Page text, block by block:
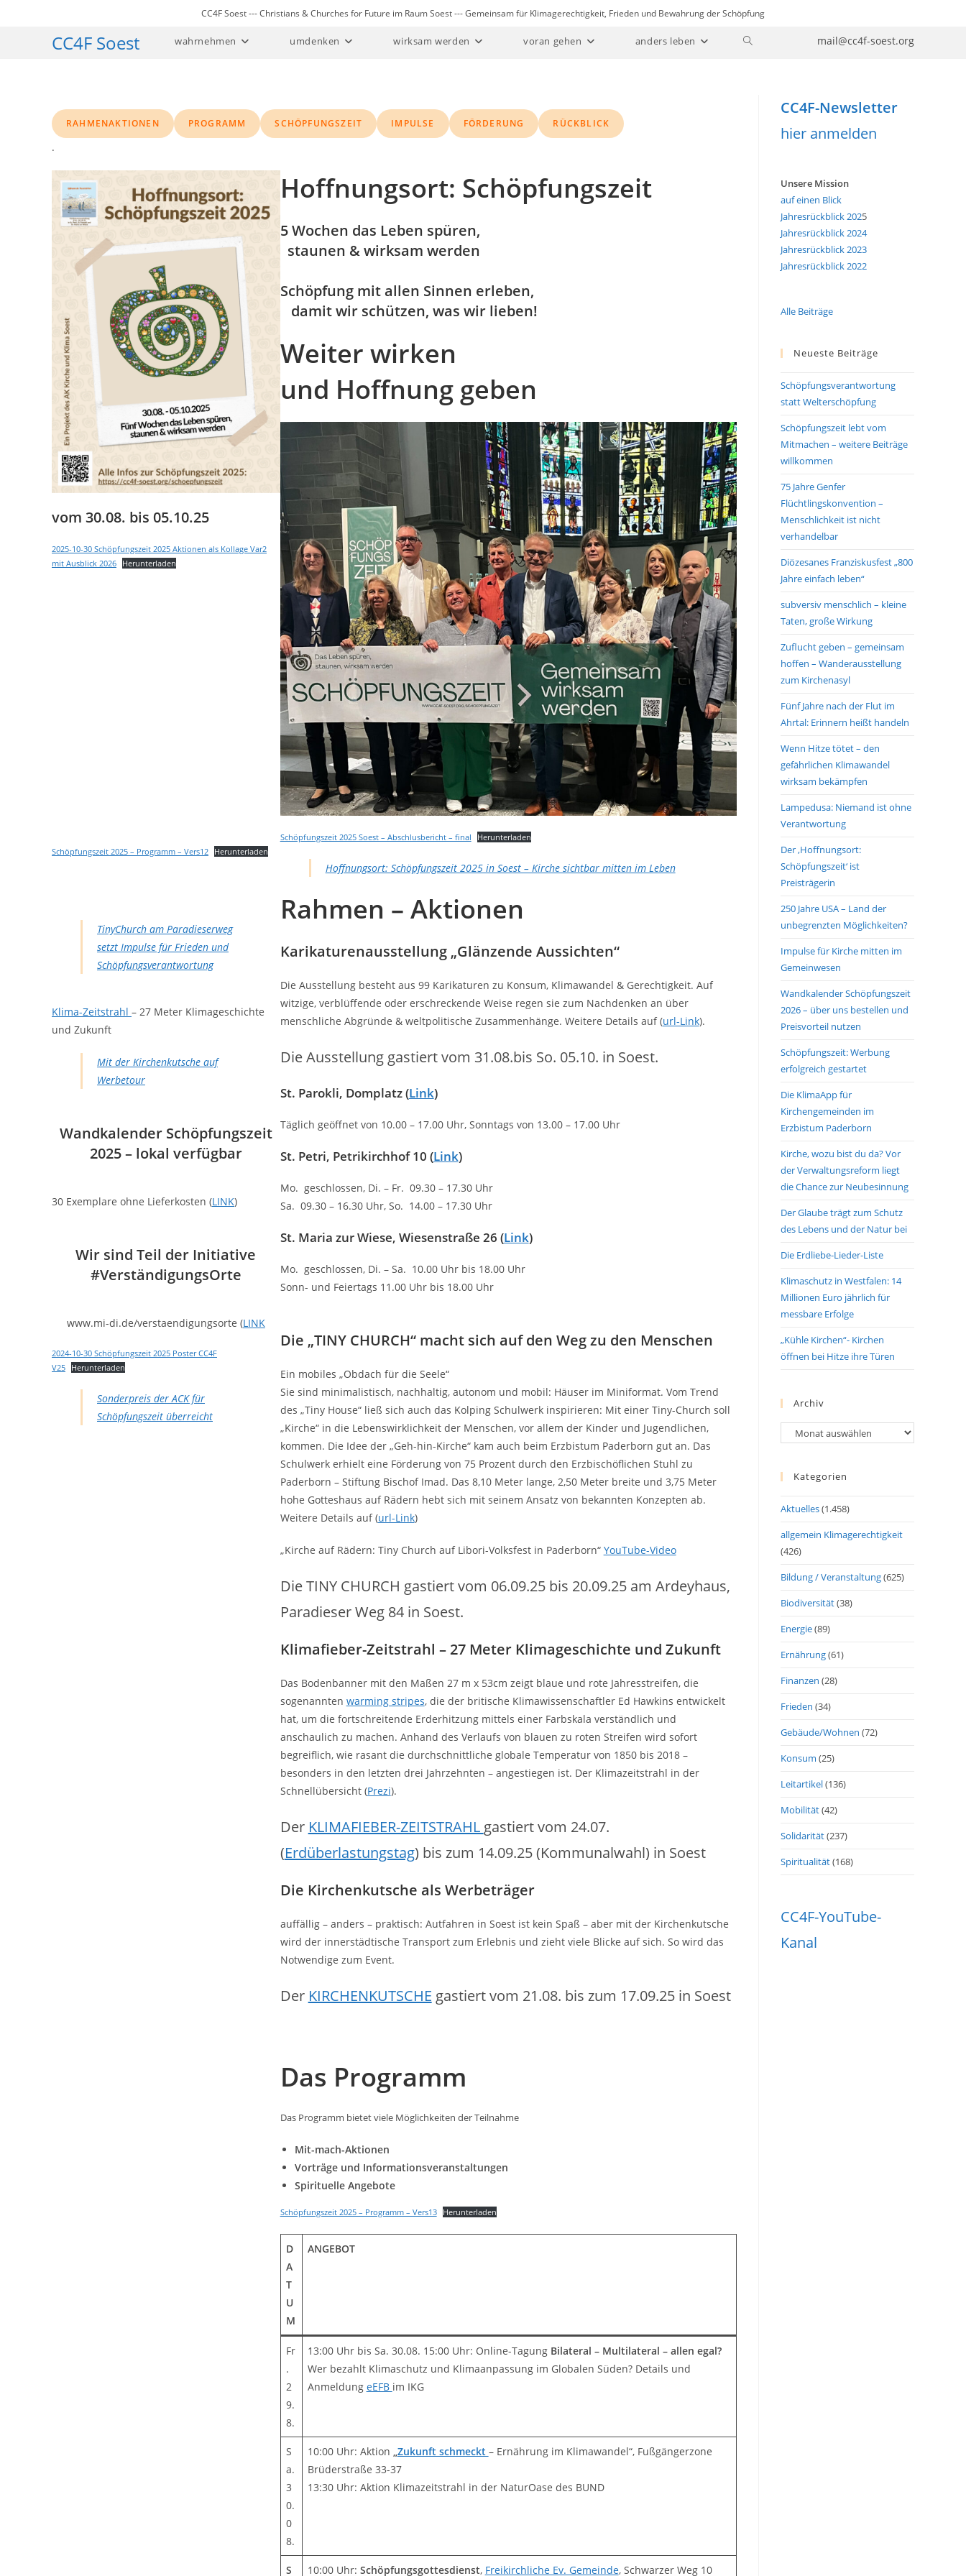
CC4F Soest --- Christians & Churches for Future im Raum Soest --- Gemeinsam für Klimagerechtigkeit, Frieden und Bewahrung der Schöpfung
CC4F Soest mail@cc4f-soest.org
wahrnehmen umdenken wirksam werden voran gehen anders leben
Website-
RAHMENAKTIONEN PROGRAMM SCHÖPFUNGSZEIT IMPULSE FÖRDERUNG RÜCKBLICK
.
vom 30.08. bis 05.10.25
2025-10-30 Schöpfungszeit 2025 Aktionen als Kollage Var2
mit Ausblick 2026 Herunterladen
Hoffnungsort: Schöpfungszeit
5 Wochen das Leben spüren,
staunen & wirksam werden
Schöpfung mit allen Sinnen erleben,
damit wir schützen, was wir lieben!
Weiter wirken
und Hoffnung geben
Schöpfungszeit 2025 Soest – Abschlusbericht – final
Herunterladen
Schöpfungszeit 2025 – Programm – Vers12 Herunterladen
Hoffnungsort: Schöpfungszeit 2025 in Soest – Kirche sichtbar mitten im Leben
TinyChurch am Paradieserweg
setzt Impulse für Frieden und
Schöpfungsverantwortung
Klima-Zeitstrahl – 27 Meter Klimageschichte
und Zukunft
Mit der Kirchenkutsche auf
Werbetour
Wandkalender Schöpfungszeit
2025 – lokal verfügbar
30 Exemplare ohne Lieferkosten (LINK)
Wir sind Teil der Initiative
#VerständigungsOrte
www.mi-di.de/verstaendigungsorte (LINK
2024-10-30 Schöpfungszeit 2025 Poster CC4F
V25 Herunterladen
Sonderpreis der ACK für
Schöpfungszeit überreicht
Rahmen – Aktionen
Karikaturenausstellung „Glänzende Aussichten“
Die Ausstellung besteht aus 99 Karikaturen zu Konsum, Klimawandel & Gerechtigkeit. Auf
witzige, verblüffende oder erschreckende Weise regen sie zum Nachdenken an über
menschliche Abgründe & weltpolitische Zusammenhänge. Weitere Details auf (url-Link).
Die Ausstellung gastiert vom 31.08.bis So. 05.10. in Soest.
St. Parokli, Domplatz (Link)
Täglich geöffnet von 10.00 – 17.00 Uhr, Sonntags von 13.00 – 17.00 Uhr
St. Petri, Petrikirchhof 10 (Link)
Mo. geschlossen, Di. – Fr. 09.30 – 17.30 Uhr
Sa. 09.30 – 16.30 Uhr, So. 14.00 – 17.30 Uhr
St. Maria zur Wiese, Wiesenstraße 26 (Link)
Mo. geschlossen, Di. – Sa. 10.00 Uhr bis 18.00 Uhr
Sonn- und Feiertags 11.00 Uhr bis 18.00 Uhr
Die „TINY CHURCH“ macht sich auf den Weg zu den Menschen
Ein mobiles „Obdach für die Seele“
Sie sind minimalistisch, nachhaltig, autonom und mobil: Häuser im Miniformat. Vom Trend
des „Tiny House“ ließ sich auch das Kolping Schulwerk inspirieren: Mit einer Tiny-Church soll
„Kirche“ in die Lebenswirklichkeit der Menschen, vor allem der Kinder und Jugendlichen,
kommen. Die Idee der „Geh-hin-Kirche“ kam auch beim Erzbistum Paderborn gut an. Das
Schulwerk erhielt eine Förderung von 75 Prozent durch den Erzbischöflichen Stuhl zu
Paderborn – Stiftung Bischof Imad. Das 8,10 Meter lange, 2,50 Meter breite und 3,75 Meter
hohe Gotteshaus auf Rädern hebt sich mit seinem Ansatz von bekannten Konzepten ab.
Weitere Details auf (url-Link)
„Kirche auf Rädern: Tiny Church auf Libori-Volksfest in Paderborn“ YouTube-Video
Die TINY CHURCH gastiert vom 06.09.25 bis 20.09.25 am Ardeyhaus,
Paradieser Weg 84 in Soest.
Klimafieber-Zeitstrahl – 27 Meter Klimageschichte und Zukunft
Das Bodenbanner mit den Maßen 27 m x 53cm zeigt blaue und rote Jahresstreifen, die
sogenannten warming stripes, die der britische Klimawissenschaftler Ed Hawkins entwickelt
hat, um die fortschreitende Erderhitzung mittels einer Farbskala verständlich und
anschaulich zu machen. Anhand des Verlaufs von blauen zu roten Streifen wird sofort
begreiflich, wie rasant die durchschnittliche globale Temperatur von 1850 bis 2018 –
besonders in den letzten drei Jahrzehnten – angestiegen ist. Der Klimazeitstrahl in der
Schnellübersicht (Prezi).
Der KLIMAFIEBER-ZEITSTRAHL gastiert vom 24.07.
(Erdüberlastungstag) bis zum 14.09.25 (Kommunalwahl) in Soest
Die Kirchenkutsche als Werbeträger
auffällig – anders – praktisch: Autfahren in Soest ist kein Spaß – aber mit der Kirchenkutsche
wird der innerstädtische Transport zum Erlebnis und zieht viele Blicke auf sich. So wird das
Notwendige zum Event.
Der KIRCHENKUTSCHE gastiert vom 21.08. bis zum 17.09.25 in Soest
Das Programm
Das Programm bietet viele Möglichkeiten der Teilnahme
Mit-mach-Aktionen
Vorträge und Informationsveranstaltungen
Spirituelle Angebote
Schöpfungszeit 2025 – Programm – Vers13 Herunterladen
D
A
T
U
M
ANGEBOT
Fr
.
2
9.
8.
13:00 Uhr bis Sa. 30.08. 15:00 Uhr: Online-Tagung Bilateral – Multilateral – allen egal?
Wer bezahlt Klimaschutz und Klimaanpassung im Globalen Süden? Details und
Anmeldung eEFB im IKG
S
a.
3
0.
0
8.
10:00 Uhr: Aktion Zukunft schmeckt – Ernährung im Klimawandel“, Fußgängerzone
Brüderstraße 33-37
13:30 Uhr: Aktion Klimazeitstrahl in der NaturOase des BUND
S 10:00 Uhr: Schöpfungsgottesdienst, Freikirchliche Ev. Gemeinde, Schwarzer Weg 10
CC4F-Newsletter
hier anmelden
Unsere Mission
auf einen Blick
Jahresrückblick 2025
Jahresrückblick 2024
Jahresrückblick 2023
Jahresrückblick 2022
Alle Beiträge
Neueste Beiträge
Schöpfungsverantwortung
statt Welterschöpfung
Schöpfungszeit lebt vom
Mitmachen – weitere Beiträge
willkommen
75 Jahre Genfer
Flüchtlingskonvention –
Menschlichkeit ist nicht
verhandelbar
Diözesanes Franziskusfest „800
Jahre einfach leben“
subversiv menschlich – kleine
Taten, große Wirkung
Zuflucht geben – gemeinsam
hoffen – Wanderausstellung
zum Kirchenasyl
Fünf Jahre nach der Flut im
Ahrtal: Erinnern heißt handeln
Wenn Hitze tötet – den
gefährlichen Klimawandel
wirksam bekämpfen
Lampedusa: Niemand ist ohne
Verantwortung
Der ‚Hoffnungsort:
Schöpfungszeit‘ ist
Preisträgerin
250 Jahre USA – Land der
unbegrenzten Möglichkeiten?
Impulse für Kirche mitten im
Gemeinwesen
Wandkalender Schöpfungszeit
2026 – über uns bestellen und
Preisvorteil nutzen
Schöpfungszeit: Werbung
erfolgreich gestartet
Die KlimaApp für
Kirchengemeinden im
Erzbistum Paderborn
Kirche, wozu bist du da? Vor
der Verwaltungsreform liegt
die Chance zur Neubesinnung
Der Glaube trägt zum Schutz
des Lebens und der Natur bei
Die Erdliebe-Lieder-Liste
Klimaschutz in Westfalen: 14
Millionen Euro jährlich für
messbare Erfolge
„Kühle Kirchen“- Kirchen
öffnen bei Hitze ihre Türen
Archiv
Archiv
Kategorien
Aktuelles(1.458)
allgemein Klimagerechtigkeit
(426)
Bildung / Veranstaltung(625)
Biodiversität(38)
Energie(89)
Ernährung(61)
Finanzen (28)
Frieden (34)
Gebäude/Wohnen (72)
Konsum (25)
Leitartikel(136)
Mobilität(42)
Solidarität(237)
Spiritualität(168)
CC4F-YouTube-
Kanal